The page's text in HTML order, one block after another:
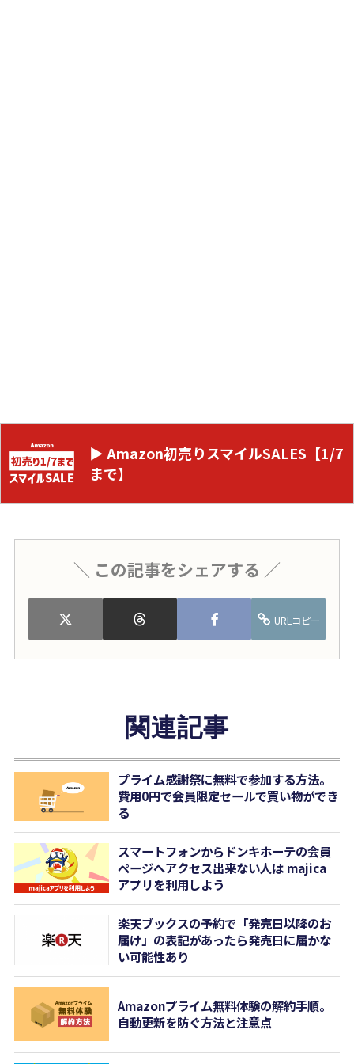
▶ Amazon初売りスマイルSALES【1/7
まで】
＼ この記事をシェアする ／
URLコピー
関連記事
プライム感謝祭に無料で参加する方法。
費用0円で会員限定セールで買い物ができ
る
スマートフォンからドンキホーテの会員
ページへアクセス出来ない人は majica
アプリを利用しよう
楽天ブックスの予約で「発売日以降のお
届け」の表記があったら発売日に届かな
い可能性あり
Amazonプライム無料体験の解約手順。
自動更新を防ぐ方法と注意点